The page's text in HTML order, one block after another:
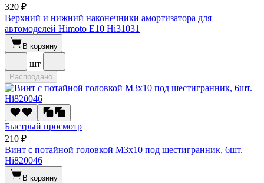
320 ₽
Верхний и нижний наконечники амортизатора для
автомоделей Himoto E10 Hi31031
В корзину
шт
Распродано
Быстрый просмотр
210 ₽
Винт с потайной головкой M3x10 под шестигранник, 6шт.
Hi820046
В корзину